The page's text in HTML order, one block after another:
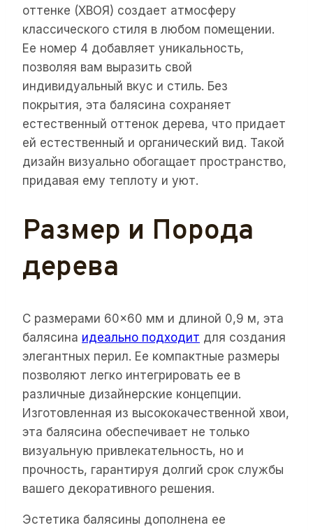
оттенке (ХВОЯ) создает атмосферу
классического стиля в любом помещении.
Ее номер 4 добавляет уникальность,
позволяя вам выразить свой
индивидуальный вкус и стиль. Без
покрытия, эта балясина сохраняет
естественный оттенок дерева, что придает
ей естественный и органический вид. Такой
дизайн визуально обогащает пространство,
придавая ему теплоту и уют.
Размер и Порода
дерева
С размерами 60×60 мм и длиной 0,9 м, эта
балясина идеально подходит для создания
элегантных перил. Ее компактные размеры
позволяют легко интегрировать ее в
различные дизайнерские концепции.
Изготовленная из высококачественной хвои,
эта балясина обеспечивает не только
визуальную привлекательность, но и
прочность, гарантируя долгий срок службы
вашего декоративного решения.
Эстетика балясины дополнена ее